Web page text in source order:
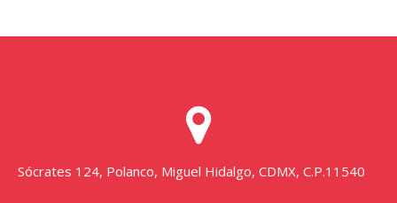
Sócrates 124, Polanco, Miguel Hidalgo, CDMX, C.P.11540